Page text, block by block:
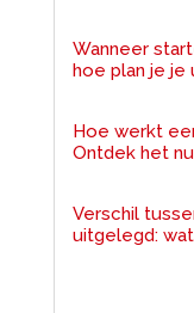
Wanneer
hoe plan je je
Hoe werkt
Ontdek het
Verschil
uitgelegd: